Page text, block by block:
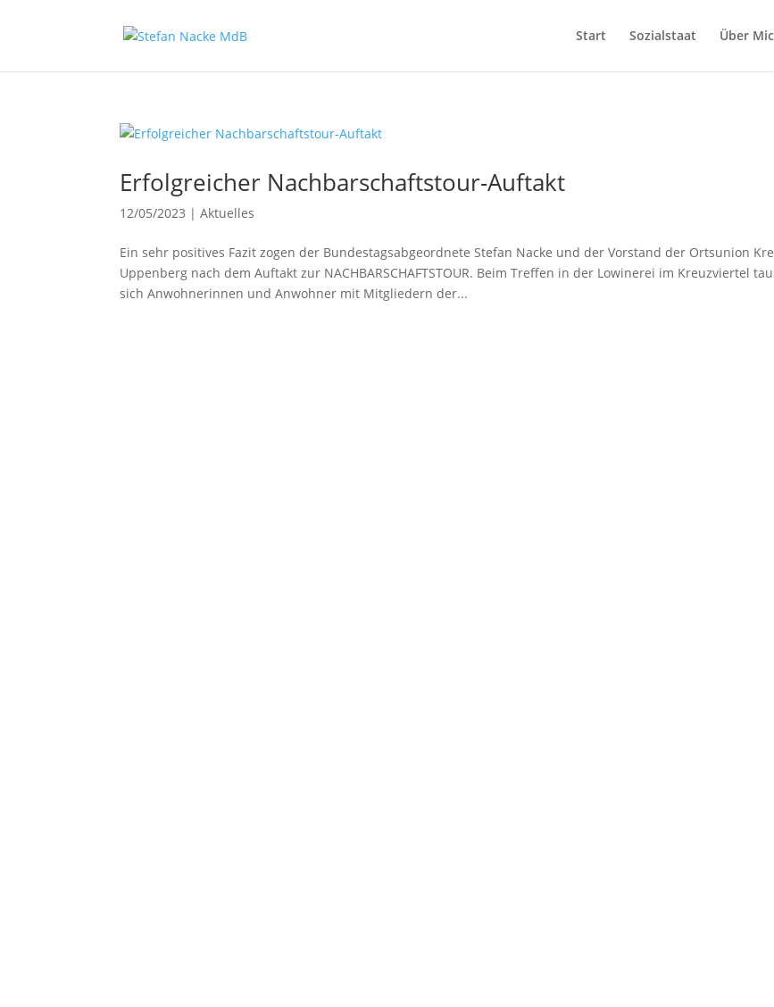
Start Sozialstaat Über
Erfolgreicher Nachbarschaftstour-Auftakt
12/05/2023 |Aktuelles
Ein sehr positives Fazit zogen der Bundestagsabgeordnete Stefan Nacke und der Vorstand der Ortsunion
Uppenberg nach dem Auftakt zur NACHBARSCHAFTSTOUR. Beim Treffen in der Lowinerei im Kreuzviertel
sich Anwohnerinnen und Anwohner mit Mitgliedern der...